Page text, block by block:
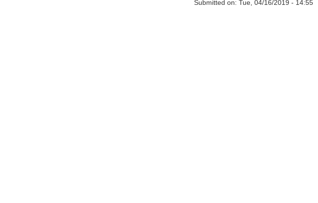
Submitted on: Tue, 04/16/2019 - 14:55